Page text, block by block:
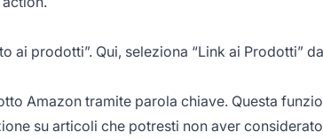
ai prodotti”. Qui, seleziona “Link ai Prodotti”
Amazon tramite parola chiave. Questa
su articoli che potresti non aver considerato